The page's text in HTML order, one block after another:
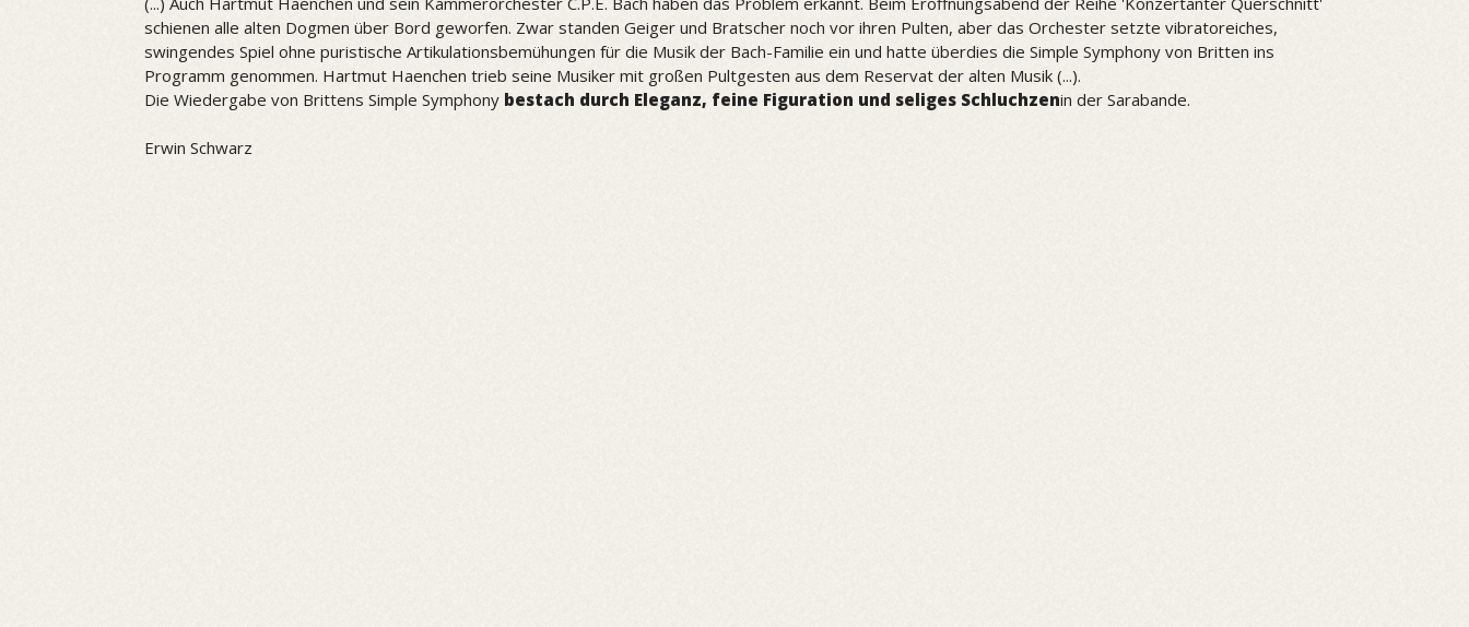
schienen alle alten Dogmen über Bord geworfen. Zwar standen Geiger und Bratscher noch vor ihren Pulten, aber das Orchester setzte vibratoreiches,
swingendes Spiel ohne puristische Artikulationsbemühungen für die Musik der Bach-Familie ein und hatte überdies die Simple Symphony von Britten ins
Programm genommen. Hartmut Haenchen trieb seine Musiker mit großen Pultgesten aus dem Reservat der alten Musik (...).
Die Wiedergabe von Brittens Simple Symphony bestach durch Eleganz, feine Figuration und seliges Schluchzenin der Sarabande.
Erwin Schwarz